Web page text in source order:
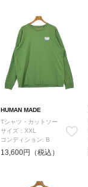
HUMAN MADE
Tシャツ・カットソー
サイズ：XXL
コンディション: B
13,600円（税込）